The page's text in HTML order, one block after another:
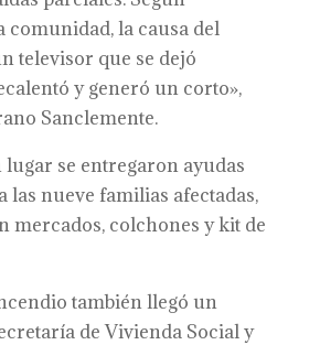
comunidad, la causa del
televisor que se dejó
y generó un corto»,
Sanclemente.
lugar se entregaron ayudas
las nueve familias afectadas,
mercados, colchones y kit de
también llegó un
de Vivienda Social y